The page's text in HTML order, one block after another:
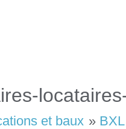
et baux »